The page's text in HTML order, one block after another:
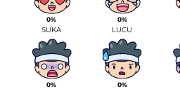
0%
SUKA
0%
LUCU
0% 0%